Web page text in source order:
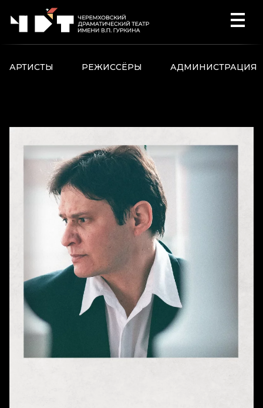
Перейти к содержимому
АРТИСТЫ РЕЖИССЁРЫ АДМИНИСТРАЦИЯ